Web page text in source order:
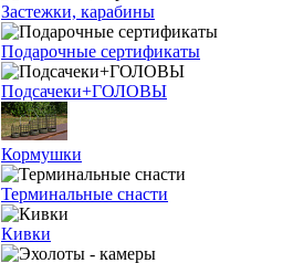
Застежки, карабины
Подарочные сертификаты
Подсачеки+ГОЛОВЫ
Кормушки
Терминальные снасти
Кивки